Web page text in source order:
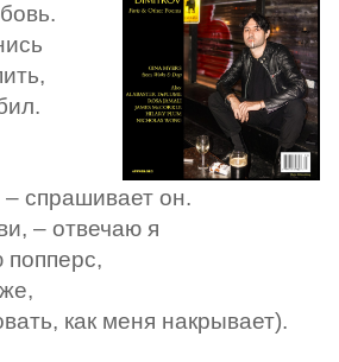
спрашивает он.
– отвечаю я
как меня накрывает).